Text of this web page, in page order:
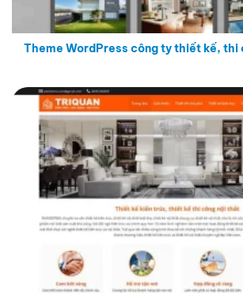
Theme WordPress công ty thiết kế, thi